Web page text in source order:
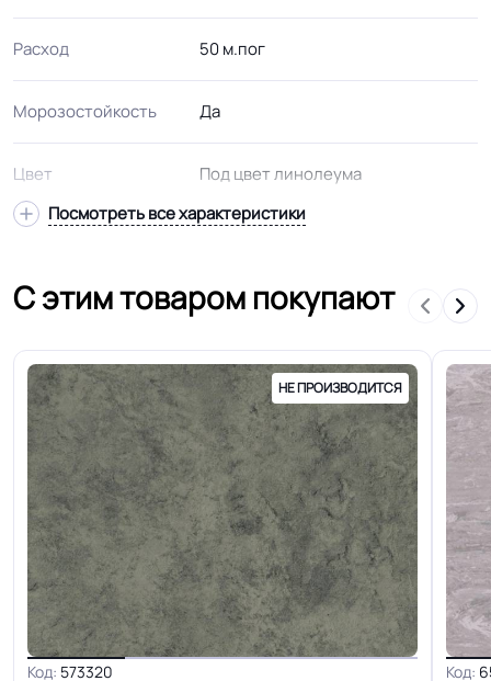
Расход 50 м.пог
Морозостойкость Да
Цвет Под цвет линолеума
Оттенок Зелёный
Дизайн рисунка Однотонный
Посмотреть все характеристики
С этим товаром покупают
НЕ ПРОИЗВОДИТСЯ
Код: 573320 Код: